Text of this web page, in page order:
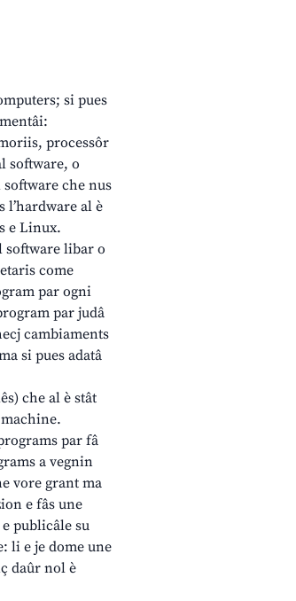
si pues
processôr
software, o
che nus
l’hardware al è
e Linux.
software libar o
come
par ogni
par judâ
cambiaments
si pues adatâ
che al è stât
par fâ
a vegnin
vore grant ma
e fâs une
publicâle su
li e je dome une
daûr nol è